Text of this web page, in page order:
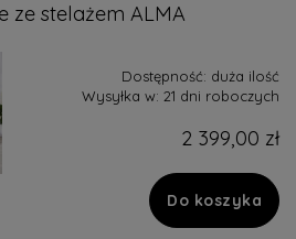
ze stelażem ALMA
Dostępność: duża ilość
Wysyłka w: 21 dni roboczych
2 399,00 zł
Do koszyka